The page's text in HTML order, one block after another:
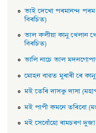
ভাই দেখাে পৰমানন্দ পৰম
বিৰচিত)
ভাল কলীয়া কানু খেলান
বিৰচিত)
ভালি নাচে ভাল
মােহন বাৱত মূৰাৰী ৰে
মই তেৰি দাসকু দাসা
মই পাপী কমনে তৰিবাে
মই সেবোঁহাে ৰামচৰণ দুজা